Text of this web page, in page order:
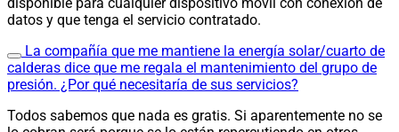
disponible para cualquier dispositivo móvil con conexión de
datos y que tenga el servicio contratado.
La compañía que me mantiene la energía solar/cuarto de
calderas dice que me regala el mantenimiento del grupo de
presión. ¿Por qué necesitaría de sus servicios?
Todos sabemos que nada es gratis. Si aparentemente no se